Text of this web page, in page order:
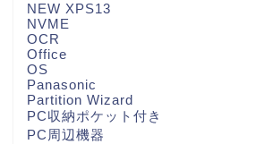
NEW XPS13
NVME
OCR
Office
OS
Panasonic
Partition Wizard
PC収納ポケット付き
PC周辺機器